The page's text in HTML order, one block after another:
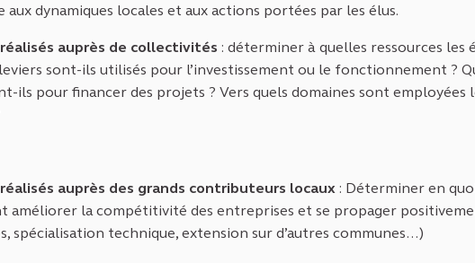
aux dynamiques locales et aux actions portées par les élus.
auprès de collectivités : déterminer à quelles ressources les
sont-ils utilisés pour l’investissement ou le fonctionnement ?
ils pour financer des projets ? Vers quels domaines sont employées
auprès des grands contributeurs locaux : Déterminer en
améliorer la compétitivité des entreprises et se propager
spécialisation technique, extension sur d’autres communes…)